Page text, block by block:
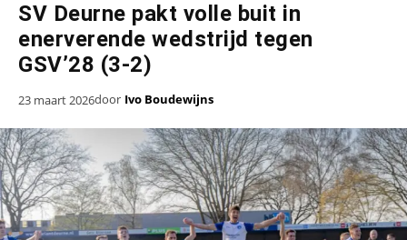
SV Deurne pakt volle buit in
enerverende wedstrijd tegen
GSV’28 (3-2)
23 maart 2026door Ivo Boudewijns